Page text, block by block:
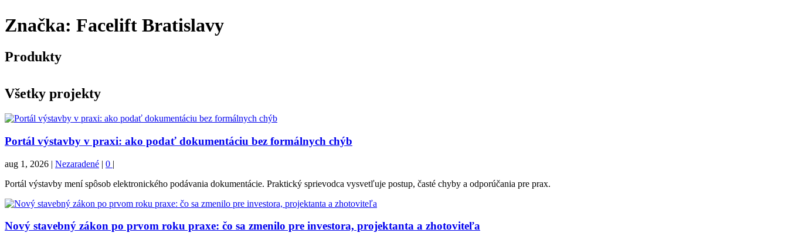
Značka: Facelift Bratislavy
Produkty
Všetky projekty
Portál výstavby v praxi: ako podať dokumentáciu bez formálnych chýb
aug 1, 2026 | Nezaradené | 0 |
Portál výstavby mení spôsob elektronického podávania dokumentácie. Praktický sprievodca vysvetľuje postup, časté chyby a odporúčania pre prax.
Nový stavebný zákon po prvom roku praxe: čo sa zmenilo pre investora, projektanta a zhotoviteľa